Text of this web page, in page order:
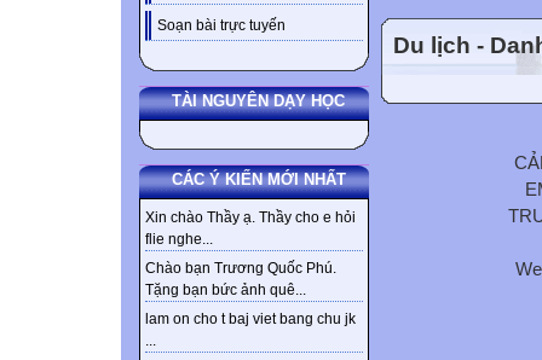
Soạn bài trực tuyến
TÀI NGUYÊN DẠY HỌC
CÁC Ý KIẾN MỚI NHẤT
Xin chào Thầy ạ. Thầy cho e hỏi
flie nghe...
Chào bạn Trương Quốc Phú.
Tặng bạn bức ảnh quê...
lam on cho t baj viet bang chu jk
...
Du lịch -